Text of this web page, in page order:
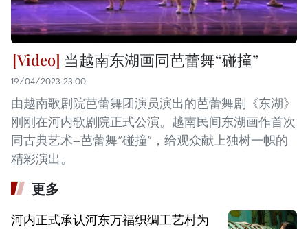
当越南东湖画同芭蕾舞“碰撞”
19/04/2023 23:00
由越南歌剧院芭蕾舞团演员演出的芭蕾舞剧《东湖》
刚刚在河内歌剧院正式公演。越南民间东湖画作首次
同古典艺术—芭蕾舞“碰撞”，给观众献上独树一帜的
精彩演出。
更多
河内正式承认河东万福织绸工艺村为